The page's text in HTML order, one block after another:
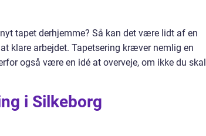
tapet derhjemme? Så kan det være lidt af en
klare arbejdet. Tapetsering kræver nemlig en
også være en idé at overveje, om ikke du skal
i Silkeborg